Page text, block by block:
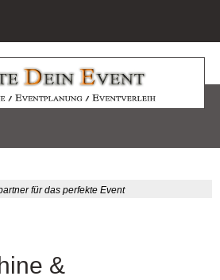
für das perfekte Event
&